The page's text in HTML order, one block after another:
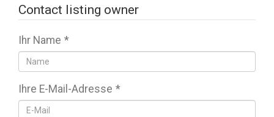
Contact listing owner
Ihr Name *
Ihre E-Mail-Adresse *